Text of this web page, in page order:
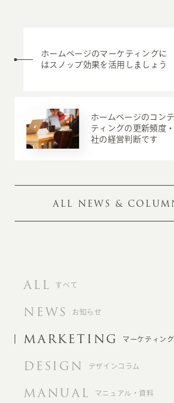
ホームページのマーケティングに
はスノップ効果を活用しましょう
ホームページのコン
ティングの更新頻度
社の経営判断です
ALL NEWS &
ALL すべて
NEWS お知らせ
MARKETING マーケティン
DESIGN デザインコラム
MANUAL マニュアル・資料